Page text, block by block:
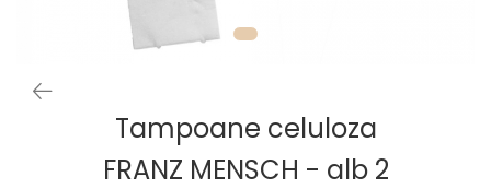
Tampoane celuloza
FRANZ MENSCH - alb 2